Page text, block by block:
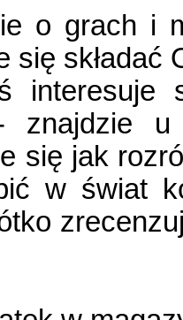
o grach i
się składać
interesuje
znajdzie u
się jak
w świat